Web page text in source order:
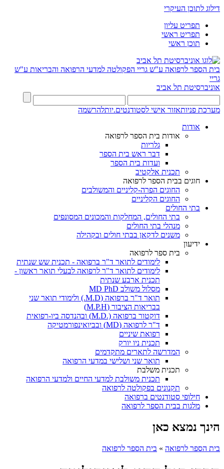
דילוג לתוכן העיקרי
תפריט עליון
תפריט ראשי
תוכן ראשי
בית הספר לרפואה ע"ש גריי הפקולטה למדעי הרפואה והבריאות ע"ש
גריי
אוניברסיטת תל אביב
מערכת פניותאזור אישי לסטודנטים.יותלהרשמה
אודות
אודות בית הספר לרפואה
גלריות
דבר ראש בית הספר
ועדות בית הספר
תכנית אלקטיב
חוגים בבית הספר לרפואה
החוגים הפרה-קליניים והמשולבים
החוגים הקליניים
בתי החולים
בתי החולים, המחלקות והמכונים המסונפים
מנהלי בתי החולים
משנים לדקאן בבתי חולים ובקהילה
ידיעון
בית ספר לרפואה
לימודים לתואר ד"ר ברפואה - תכנית שש שנתית
לימודים לתואר ד"ר לרפואה לבעלי תואר ראשון -
תכנית ארבע שנתית
מסלול משולב MD PhD
תואר ד"ר ברפואה (M.D.) ולימודי תואר שני
בבריאות הציבור (M.P.H)
דוקטור ברפואה (.M.D) ובהנדסה ביו-רפואית
ד"ר לרפואה (MD) ובביואינפורמטיקה
רפואת שיניים
תכנית ניו יורק
המדרשה לתארים מתקדמים
תואר שני ושלישי במדעי הרפואה
תכנית משלבת
תכנית משולבת למדעי החיים ולמדעי הרפואה
תקנונים בפקולטה לרפואה
חילופי סטודנטים ברפואה
מלגות בבית הספר לרפואה
הינך נמצא כאן
בית הספר לרפואה » בית הספר לרפואה